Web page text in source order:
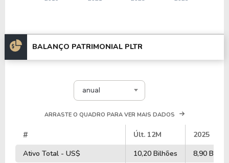
BALANÇO PATRIMONIAL PLTR
anual
ARRASTE O QUADRO PARA VER MAIS DADOS
# Últ. 12M
2025
Ativo Total - US$
10,20 Bilhões
8,90